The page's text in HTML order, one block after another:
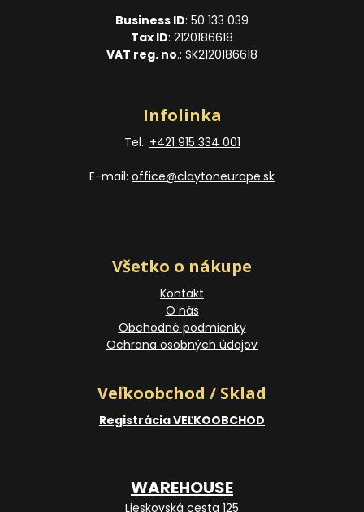
Business ID: 50 133 039
Tax ID: 2120186618
VAT reg. no.: SK2120186618
Infolinka
Tel.: +421 915 334 001
E-mail: office@claytoneurope.sk
Všetko o nákupe
Kontakt
O nás
Obchodné podmienky
Ochrana osobných údajov
Veľkoobchod / Sklad
Registrácia VEĽKOOBCHOD
WAREHOUSE
Lieskovská cesta 125